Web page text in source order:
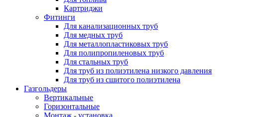
Картриджи
Фитинги
Для канализационных труб
Для медных труб
Для металлопластиковых труб
Для полипропиленовых труб
Для стальных труб
Для труб из полиэтилена низкого давления
Для труб из сшитого полиэтилена
Газгольдеры
Вертикальные
Горизонтальные
Монтаж - установка